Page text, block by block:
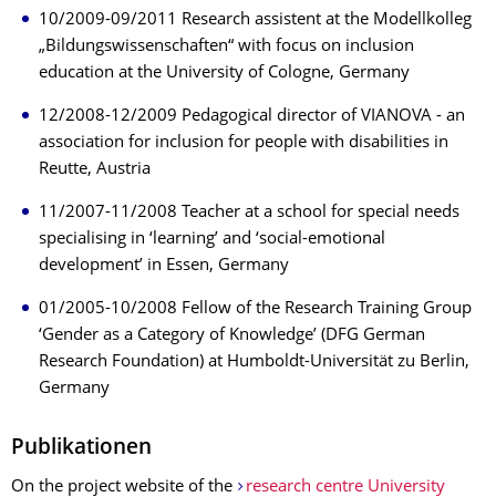
10/2009-09/2011 Research assistent at the Modellkolleg
„Bildungswissenschaften“ with focus on inclusion
education at the University of Cologne, Germany
12/2008-12/2009 Pedagogical director of VIANOVA - an
association for inclusion for people with disabilities in
Reutte, Austria
11/2007-11/2008 Teacher at a school for special needs
specialising in ‘learning’ and ‘social-emotional
development’ in Essen, Germany
01/2005-10/2008 Fellow of the Research Training Group
‘Gender as a Category of Knowledge’ (DFG German
Research Foundation) at Humboldt-Universität zu Berlin,
Germany
Publikationen
On the project website of the
research centre University